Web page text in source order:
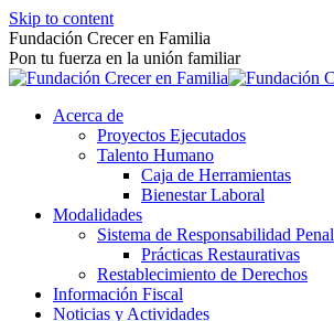
Skip to content
Fundación Crecer en Familia
Pon tu fuerza en la unión familiar
Acerca de
Proyectos Ejecutados
Talento Humano
Caja de Herramientas
Bienestar Laboral
Modalidades
Sistema de Responsabilidad Penal
Prácticas Restaurativas
Restablecimiento de Derechos
Información Fiscal
Noticias y Actividades